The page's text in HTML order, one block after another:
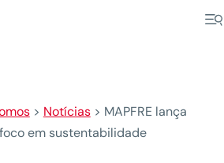
> Notícias> MAPFRE lança
em sustentabilidade